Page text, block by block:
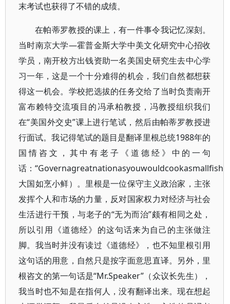
末考试也获得了不错的成绩。
在帕蒂罗教授的课上，有一件事令我记忆深刻。
当时南京大学―霍普金斯大学中美文化研究中心招收
学员，南开校方出钱资助一名美国史研究生去中心学
习一年，这是一个十分难得的机会，我们自然都想获
得这一机会。学校把选拔的任务交给了当时负责南开
富布赖特交流项目的冯承柏教授，冯教授组织我们
在“美国外交史”课上进行笔试，然后由帕蒂罗教授进
行面试。我记得笔试的题目是翻译里根总统1988年的
国情咨文，其中有老子《道德经》中的一句
话：“Governagreatnationasyouwouldcookasmallfish”
大国如烹小鲜）。里根是一位保守主义政治家，主张
发挥个人和市场的力量，反对国家权力对经济与社会
生活进行干预，与老子的“无为而治”颇有相同之处，
所以引用《道德经》的这句话来为自己的主张做注
脚。我当时并没有读过《道德经》，也不知里根引用
这句话的用意，自然只是按字面意思直译。另外，里
根咨文的第一句话是“Mr.Speaker”（众议长先生），
我当时也不知是在指何人，没有翻译出来。现在想起